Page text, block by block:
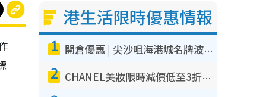
港生活限時優惠情報
1 開倉優惠 | 尖沙咀海港城名牌波鞋開倉低至1折！On鞋$899起／Joy&Peace鞋履$98起
2 CHANEL美妝限時減價低至3折！人氣粉底/唇膏/精華液低至$275！COCO香水都有平